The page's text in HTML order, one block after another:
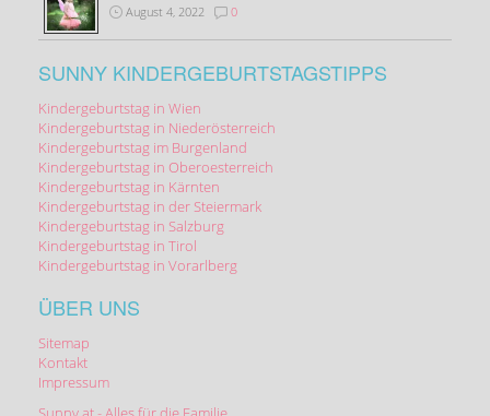
August 4, 2022 0
SUNNY KINDERGEBURTSTAGSTIPPS
Kindergeburtstag in Wien
Kindergeburtstag in Niederösterreich
Kindergeburtstag im Burgenland
Kindergeburtstag in Oberoesterreich
Kindergeburtstag in Kärnten
Kindergeburtstag in der Steiermark
Kindergeburtstag in Salzburg
Kindergeburtstag in Tirol
Kindergeburtstag in Vorarlberg
ÜBER UNS
Sitemap
Kontakt
Impressum